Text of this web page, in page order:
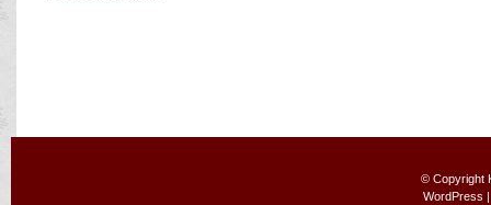
© Copyright
WordPress